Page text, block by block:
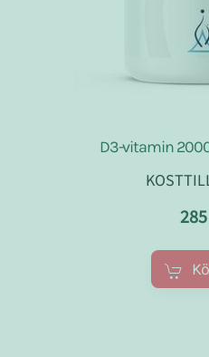
D3-vitamin